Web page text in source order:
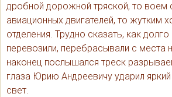
дробной дорожной тряской, то воем
авиационных двигателей, то жутким
отделения. Трудно сказать, как долго
перевозили, перебрасывали с места
наконец послышался треск
глаза Юрию Андреевичу ударил яркий
свет.